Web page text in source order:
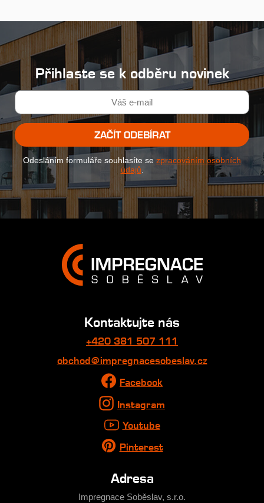
Přihlaste se k odběru novinek
ZAČÍT ODEBÍRAT
Odesláním formuláře souhlasíte se zpracováním osobních
údajů.
Kontaktujte nás
+420 381 507 111
obchod@impregnacesobeslav.cz
Facebook
Instagram
Youtube
Pinterest
Adresa
Impregnace Soběslav, s.r.o.